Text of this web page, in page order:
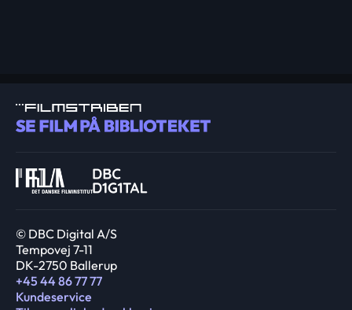
© DBC Digital A/S
Tempovej 7-11
DK-2750 Ballerup
+45 44 86 77 77
Kundeservice